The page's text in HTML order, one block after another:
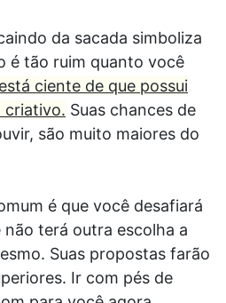
da sacada simboliza
é tão ruim quanto você
ciente de que possui
criativo. Suas chances de
são muito maiores do
é que você desafiará
terá outra escolha a
Suas propostas farão
Ir com pés de